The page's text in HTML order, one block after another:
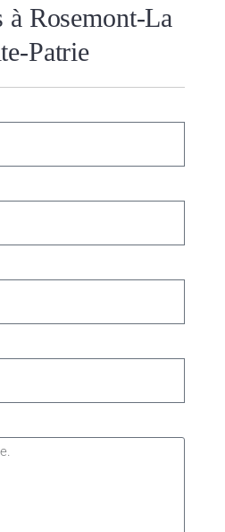
Rosemont-La
Patrie